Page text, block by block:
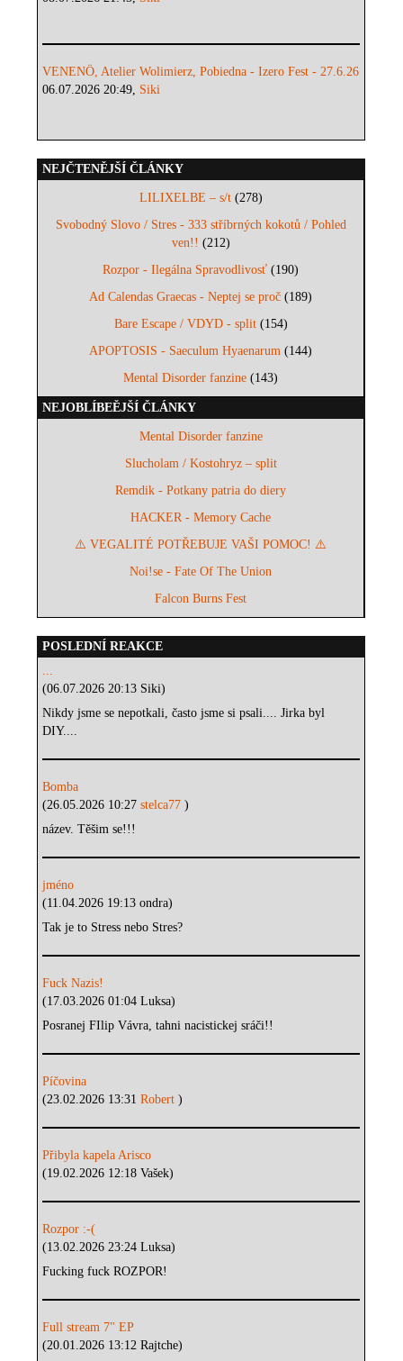
VENENÖ, Atelier Wolimierz, Pobiedna - Izero Fest - 27.6.26
06.07.2026 20:49, Siki
NEJČTENĚJŠÍ ČLÁNKY
LILIXELBE – s/t(278)
Svobodný Slovo / Stres - 333 stříbrných kokotů / Pohled
ven!! (212)
Rozpor - Ilegálna Spravodlivosť (190)
Ad Calendas Graecas - Neptej se proč (189)
Bare Escape / VDYD - split(154)
APOPTOSIS - Saeculum Hyaenarum (144)
Mental Disorder fanzine (143)
NEJOBLÍBEĚJŠÍ ČLÁNKY
Mental Disorder fanzine
Slucholam / Kostohryz – split
Remdik - Potkany patria do diery
HACKER - Memory Cache
⚠️ VEGALITÉ POTŘEBUJE VAŠI POMOC! ⚠️
Noi!se - Fate Of The Union
Falcon Burns Fest
POSLEDNÍ REAKCE
...
(06.07.2026 20:13 Siki)
Nikdy jsme se nepotkali, často jsme si psali.... Jirka byl
DIY....
Bomba
(26.05.2026 10:27stelca77)
název. Těšim se!!!
jméno
(11.04.2026 19:13 ondra)
Tak je to Stress nebo Stres?
Fuck Nazis!
(17.03.2026 01:04 Luksa)
Posranej FIlip Vávra, tahni nacistickej sráči!!
Píčovina
(23.02.2026 13:31Robert)
Přibyla kapela Arisco
(19.02.2026 12:18 Vašek)
Rozpor :-(
(13.02.2026 23:24 Luksa)
Fucking fuck ROZPOR!
Full stream 7" EP
(20.01.2026 13:12 Rajtche)